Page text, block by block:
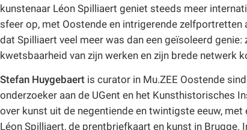
kunstenaar Léon Spilliaert geniet steeds meer
sfeer op, met Oostende en intrigerende zelfportretten
dat Spilliaert veel meer was dan een geïsoleerd
kwetsbaarheid van zijn werken en zijn brede netwerk
Stefan Huygebaert is curator in Mu.ZEE Oostende
onderzoeker aan de UGent en het Kunsthistorisches
over kunst uit de negentiende en twintigste eeuw,
Léon Spilliaert, de prentbriefkaart en kunst in Brugge.